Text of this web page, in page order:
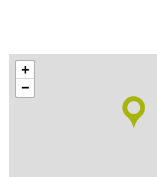
+
−